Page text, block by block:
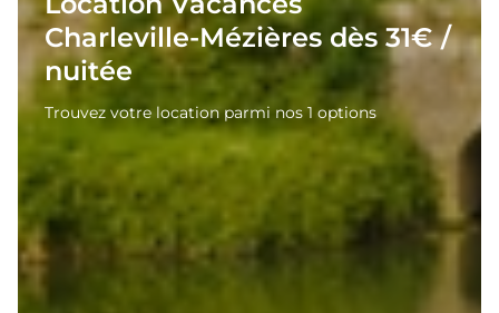
Charleville-Mézières dès 31€ /
nuitée
Trouvez votre location parmi nos 1 options